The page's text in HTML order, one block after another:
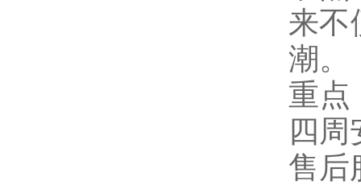
来不
潮。
重点
四周
售后